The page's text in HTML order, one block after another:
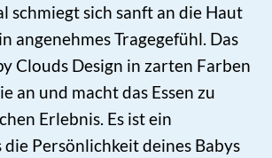
schmiegt sich sanft an die Haut
angenehmes Tragegefühl. Das
Clouds Design in zarten Farben
an und macht das Essen zu
Erlebnis. Es ist ein
die Persönlichkeit deines Babys